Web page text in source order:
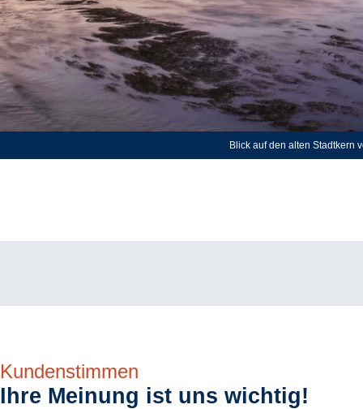
Blick auf den alten Stadtkern
Kundenstimmen
Ihre Meinung ist uns wichtig!